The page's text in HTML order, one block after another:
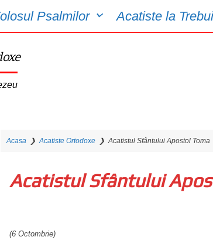
Psalmilor Acatiste la
Acasa ❯Acatiste Ortodoxe ❯Acatistul Sfântului Apostol Toma
Acatistul Sfântului
(6 Octombrie)